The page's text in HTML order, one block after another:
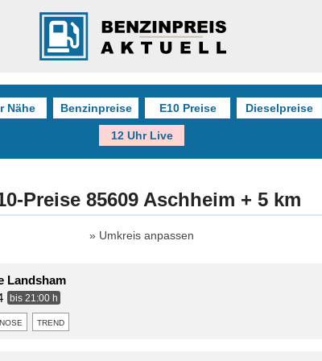
Nähe Benzinpreise E10 Preise Dieselpreise
12 Uhr Live
Preise 85609 Aschheim + 5 km
Umkreis anpassen
Landsham
bis 21:00 h
trend